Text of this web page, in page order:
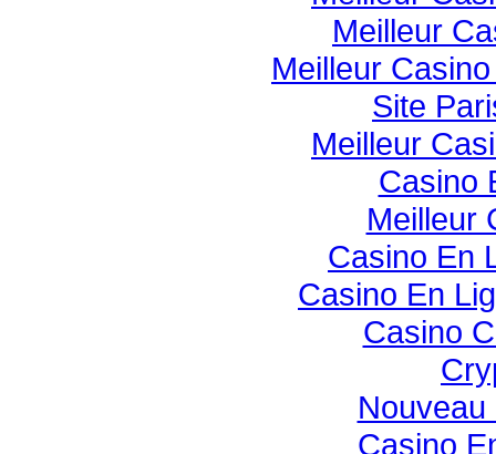
Meilleur
Meilleur
Site
Meilleur
Casino
Meilleur
Casino En
Casino En
Casino
Casino